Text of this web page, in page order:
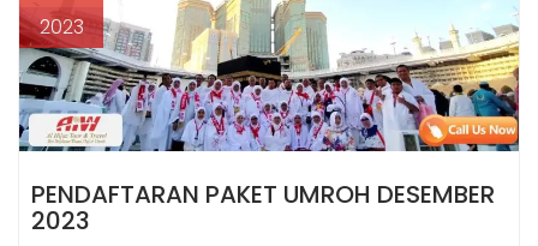
2023
PENDAFTARAN PAKET UMROH DESEMBER
2023